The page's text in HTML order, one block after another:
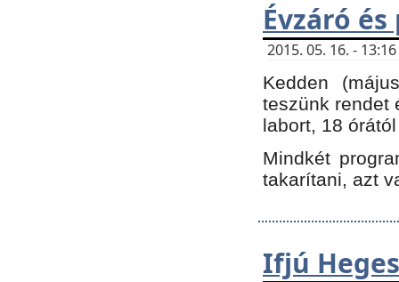
Évzáró
2015. 05. 16. -
Kedden
teszünk rendet
labort, 18
Mindkét
takarítani, azt
Ifjú